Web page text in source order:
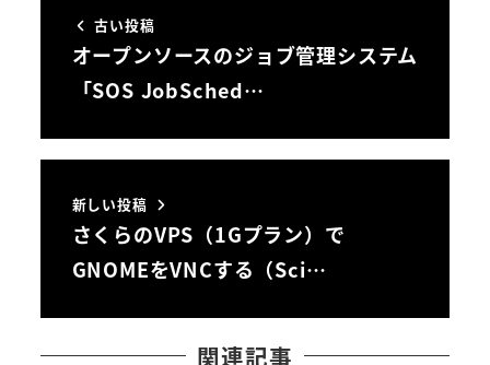
古い投稿
オープンソースのジョブ管理システム
「SOS JobSched…
新しい投稿
さくらのVPS（1Gプラン）で
GNOMEをVNCする（Sci…
関連記事